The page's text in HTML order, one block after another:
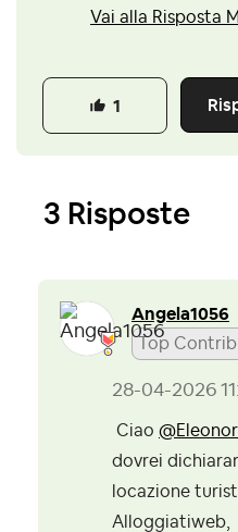
Vai alla Risposta
1
3 Risposte
Angela1056
Top
‎28-04-2026
Ciao
dovrei
locazione
Alloggiatiweb,